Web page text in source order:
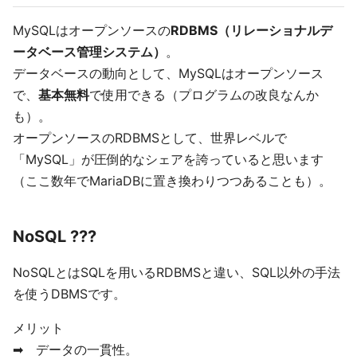
MySQLはオープンソースのRDBMS（リレーショナルデ
ータベース管理システム） 。
データベースの動向として、MySQLはオープンソース
で、 基本無料で使用できる（プログラムの改良なんか
も）。
オープンソースのRDBMSとして、世界レベルで
「MySQL」が圧倒的なシェアを誇っていると思います
（ここ数年でMariaDBに置き換わりつつあることも）。
NoSQL ???
NoSQLとはSQLを用いるRDBMSと違い、SQL以外の手法
を使うDBMSです。
メリット
➡ データの一貫性。